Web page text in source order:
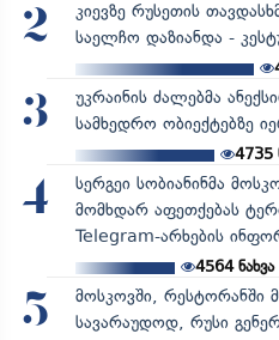
2
კიევზე რუსეთის
საელჩო დაზიანდა -
3
უკრაინის ძალებმა
სამხედრო ობიექტებზე
4735
4
სერგეი სობიანინმა
მომხდარ აფეთქებას
Telegram-არხების
4564ნახვა
5
მოსკოვში, რესტორანში
სავარაუდოდ, რუსი